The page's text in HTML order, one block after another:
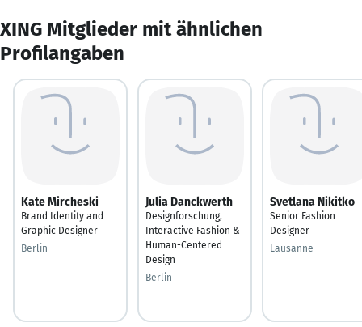
XING Mitglieder mit ähnlichen
Profilangaben
Kate Mircheski
Brand Identity and
Graphic Designer
Berlin
Julia Danckwerth
Designforschung,
Interactive Fashion &
Human-Centered
Design
Berlin
Svetlana Nikitko
Senior Fashion
Designer
Lausanne